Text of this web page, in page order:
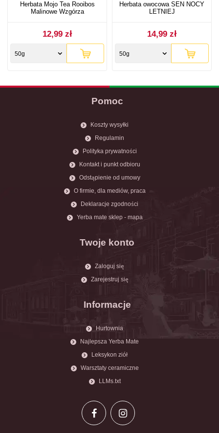
Herbata Mojo Tea Rooibos
Malinowe Wzgórza
12,99 zł
50g
Herbata owocowa SEN NOCY
LETNIEJ
14,99 zł
50g
Pomoc
Koszty wysyłki
Regulamin
Polityka prywatności
Kontakt i punkt odbioru
Odstąpienie od umowy
O firmie, dla mediów, praca
Deklaracje zgodności
Yerba mate sklep - mapa
Twoje konto
Zaloguj się
Zarejestruj się
Informacje
Hurtownia
Najlepsza Yerba Mate
Leksykon ziół
Warsztaty ceramiczne
LLMs.txt